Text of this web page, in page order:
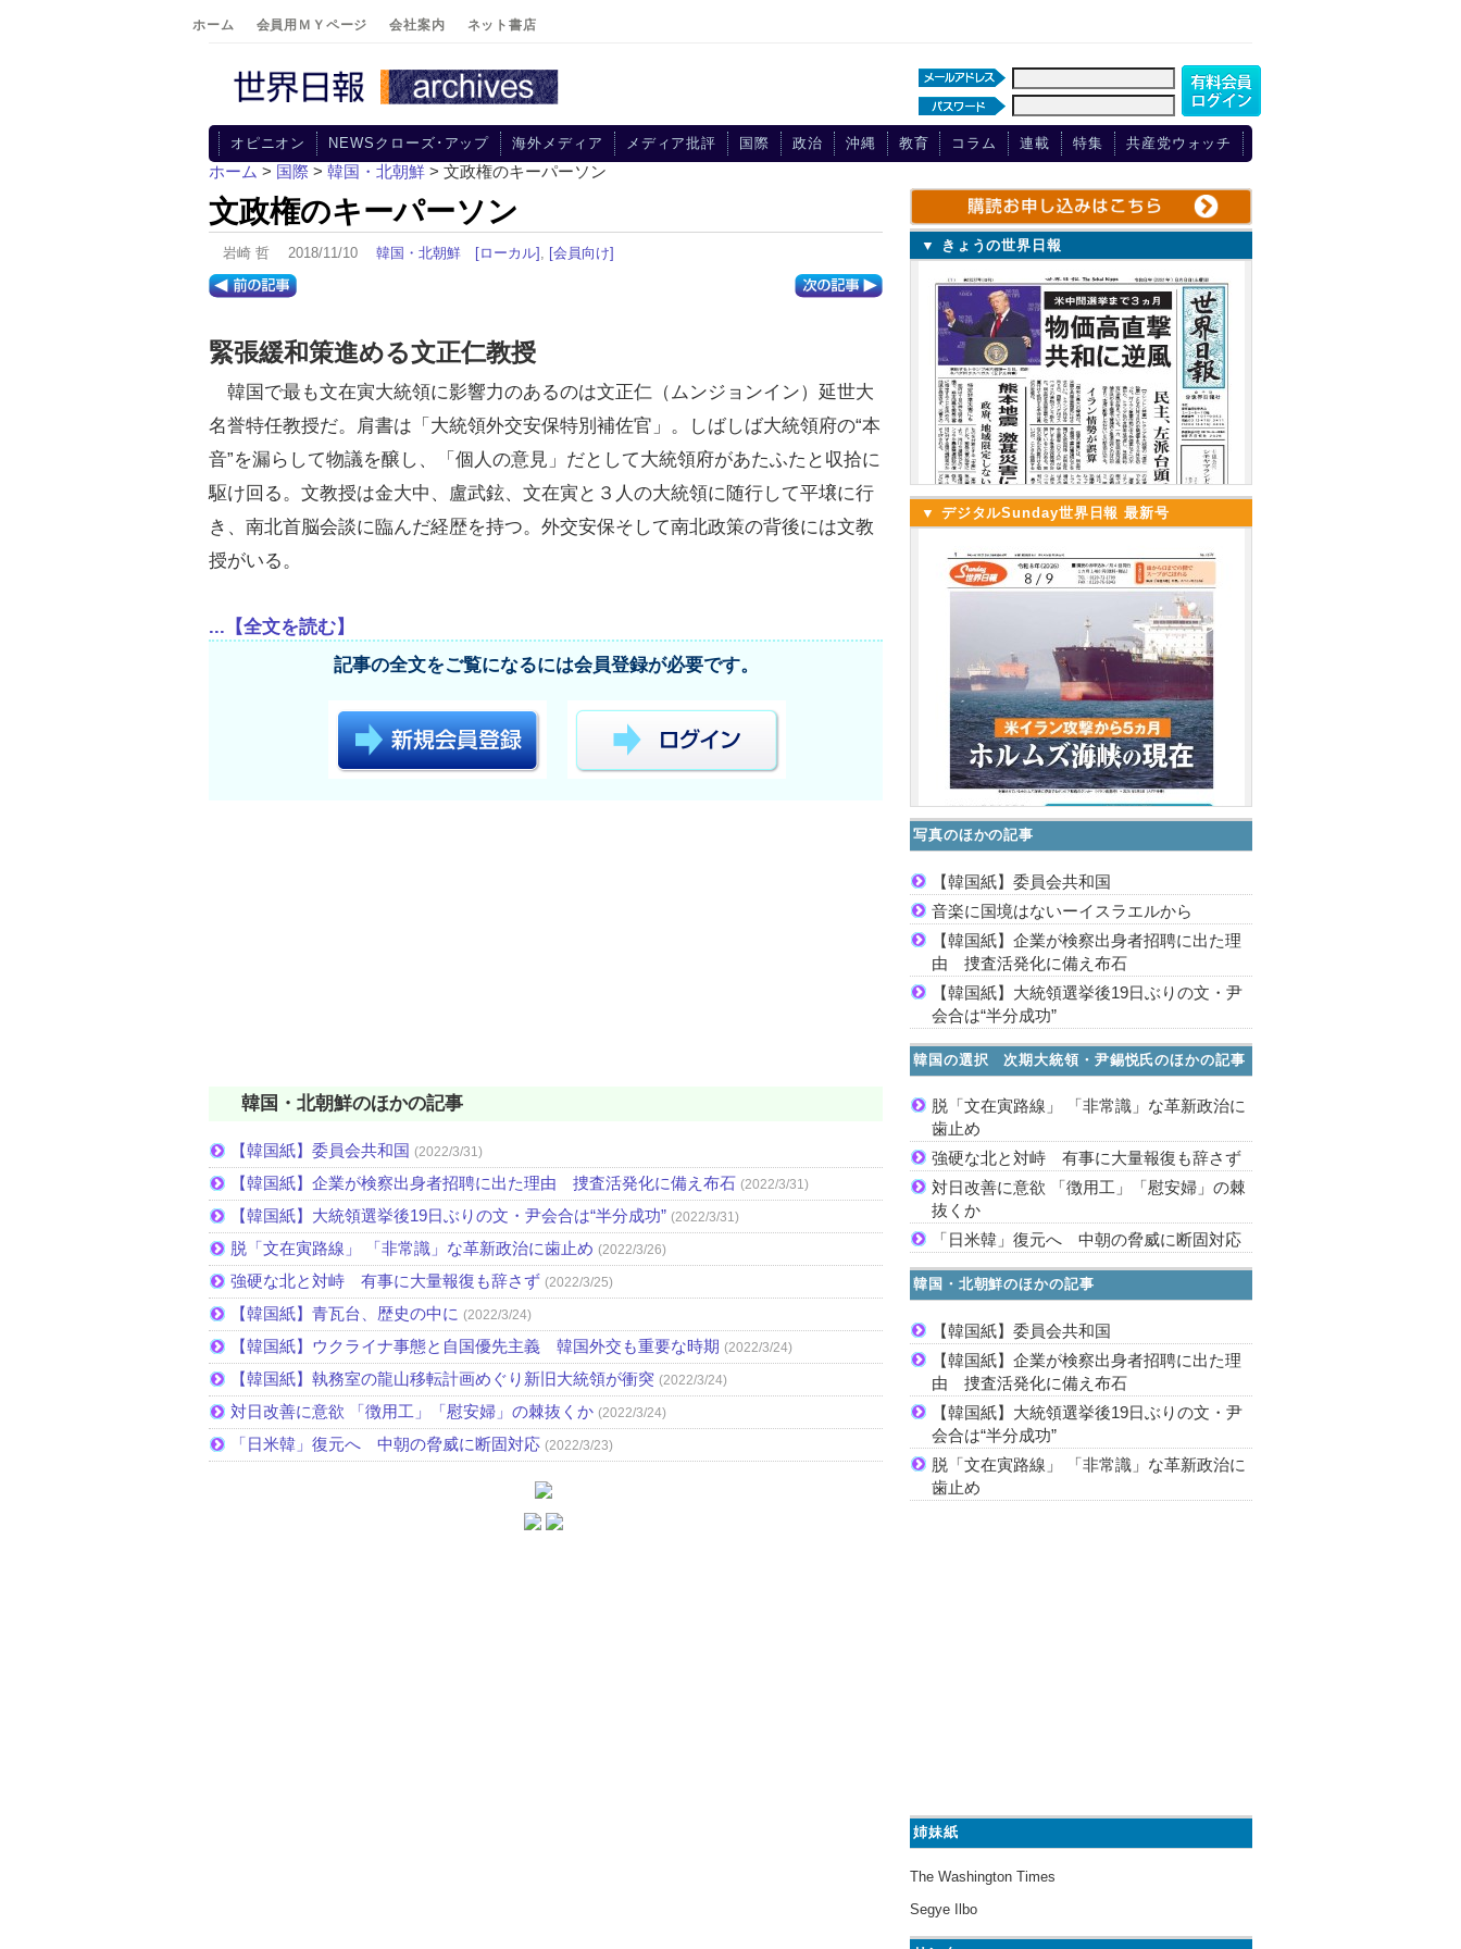
ホーム 会員用ＭＹページ 会社案内 ネット書店
オピニオン NEWSクローズ･アップ 海外メディア メディア批評 国際 政治 沖縄 教育 コラム 連載 特集 共産党ウォッチ
ホーム > 国際 > 韓国・北朝鮮 > 文政権のキーパーソン
文政権のキーパーソン
岩崎 哲 2018/11/10 韓国・北朝鮮 [ローカル] , [会員向け]
緊張緩和策進める文正仁教授
韓国で最も文在寅大統領に影響力のあるのは文正仁（ムンジョンイン）延世大
名誉特任教授だ。肩書は「大統領外交安保特別補佐官」。しばしば大統領府の“本
音”を漏らして物議を醸し、「個人の意見」だとして大統領府があたふたと収拾に
駆け回る。文教授は金大中、盧武鉉、文在寅と３人の大統領に随行して平壌に行
き、南北首脳会談に臨んだ経歴を持つ。外交安保そして南北政策の背後には文教
授がいる。
...【全文を読む】
記事の全文をご覧になるには会員登録が必要です。
韓国・北朝鮮のほかの記事
【韓国紙】委員会共和国 (2022/3/31)
【韓国紙】企業が検察出身者招聘に出た理由 捜査活発化に備え布石 (2022/3/31)
【韓国紙】大統領選挙後19日ぶりの文・尹会合は“半分成功” (2022/3/31)
脱「文在寅路線」 「非常識」な革新政治に歯止め (2022/3/26)
強硬な北と対峙 有事に大量報復も辞さず (2022/3/25)
【韓国紙】青瓦台、歴史の中に (2022/3/24)
【韓国紙】ウクライナ事態と自国優先主義 韓国外交も重要な時期 (2022/3/24)
【韓国紙】執務室の龍山移転計画めぐり新旧大統領が衝突 (2022/3/24)
対日改善に意欲 「徴用工」「慰安婦」の棘抜くか (2022/3/24)
「日米韓」復元へ 中朝の脅威に断固対応 (2022/3/23)
▼ きょうの世界日報
▼ デジタルSunday世界日報 最新号
写真のほかの記事
【韓国紙】委員会共和国
音楽に国境はないーイスラエルから
【韓国紙】企業が検察出身者招聘に出た理
由 捜査活発化に備え布石
【韓国紙】大統領選挙後19日ぶりの文・尹
会合は“半分成功”
韓国の選択 次期大統領・尹錫悦氏のほかの記事
脱「文在寅路線」 「非常識」な革新政治に
歯止め
強硬な北と対峙 有事に大量報復も辞さず
対日改善に意欲 「徴用工」「慰安婦」の棘
抜くか
「日米韓」復元へ 中朝の脅威に断固対応
韓国・北朝鮮のほかの記事
【韓国紙】委員会共和国
【韓国紙】企業が検察出身者招聘に出た理
由 捜査活発化に備え布石
【韓国紙】大統領選挙後19日ぶりの文・尹
会合は“半分成功”
脱「文在寅路線」 「非常識」な革新政治に
歯止め
姉妹紙
The Washington Times
Segye Ilbo